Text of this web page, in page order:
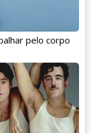
pelo corpo